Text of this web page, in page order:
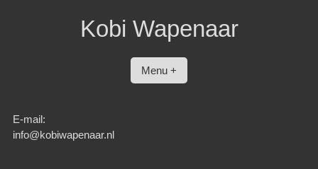
Kobi Wapenaar
Menu +
E-mail:
info@kobiwapenaar.nl